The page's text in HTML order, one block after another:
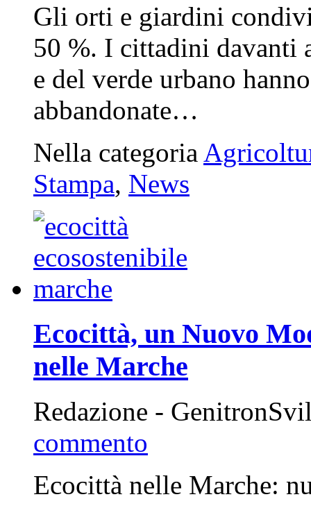
Gli orti e giardini
50 %. I cittadini davanti
e del verde urbano
abbandonate…
Nella categoria
Stampa, News
Ecocittà, un Nuovo
nelle Marche
Redazione -
commento
Ecocittà nelle Marche: